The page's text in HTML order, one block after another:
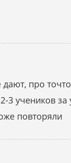
про
3 учеников
повторяли